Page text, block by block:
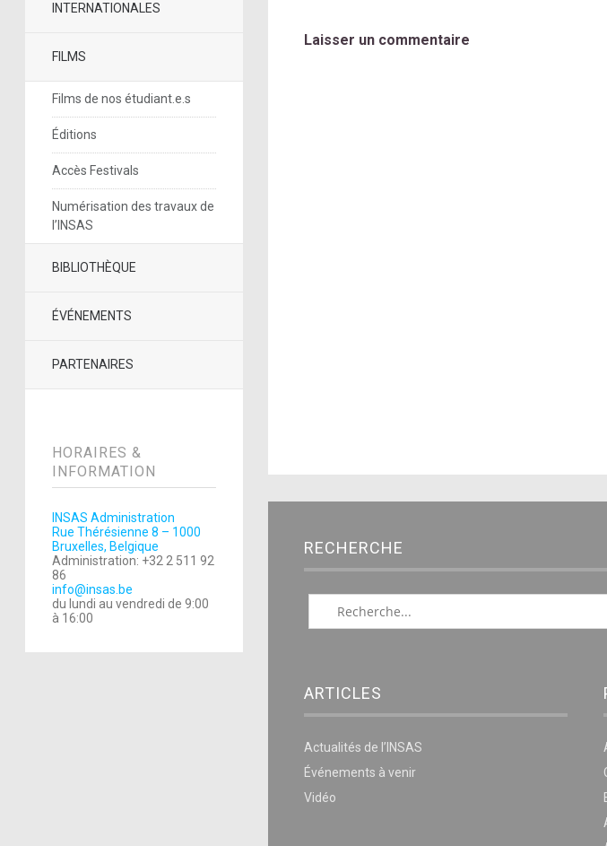
INTERNATIONALES
FILMS
Films de nos étudiant.e.s
Éditions
Accès Festivals
Numérisation des travaux de
l’INSAS
BIBLIOTHÈQUE
ÉVÉNEMENTS
PARTENAIRES
HORAIRES &
INFORMATION
INSAS Administration
Rue Thérésienne 8 – 1000
Bruxelles, Belgique
Administration: +32 2 511 92
86
info@insas.be
du lundi au vendredi de 9:00
à 16:00
Laisser un commentaire
RECHERCHE
ARTICLES
Actualités de l’INSAS
Événements à venir
Vidéo